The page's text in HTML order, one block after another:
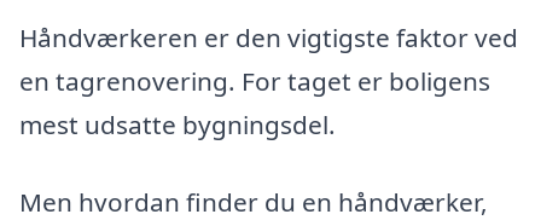
Håndværkeren er den vigtigste faktor ved
en tagrenovering. For taget er boligens
mest udsatte bygningsdel.
Men hvordan finder du en håndværker,